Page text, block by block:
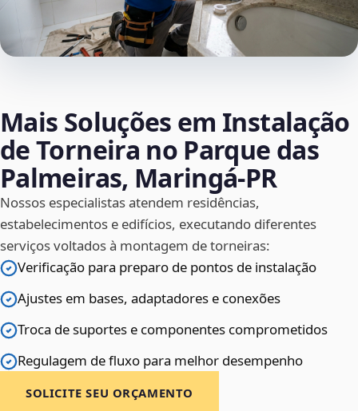
Mais Soluções em Instalação
de Torneira no Parque das
Palmeiras, Maringá‑PR
Nossos especialistas atendem residências,
estabelecimentos e edifícios, executando diferentes
serviços voltados à montagem de torneiras:
Verificação para preparo de pontos de instalação
Ajustes em bases, adaptadores e conexões
Troca de suportes e componentes comprometidos
Regulagem de fluxo para melhor desempenho
SOLICITE SEU ORÇAMENTO